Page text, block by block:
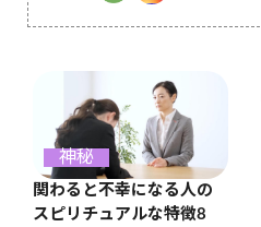
神秘
関わると不幸になる人の
スピリチュアルな特徴8